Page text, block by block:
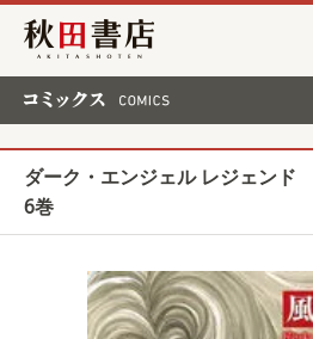
秋田書店
ダーク・エンジェル レジェン
6巻